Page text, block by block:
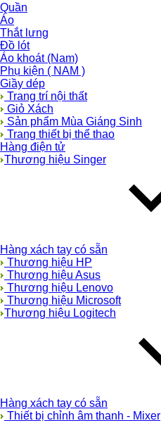
Quần
Áo
Thắt lưng
Đồ lót
Áo khoát (Nam)
Phụ kiện ( NAM )
Giầy dép
Trang trí nội thất
Giỏ Xách
Sản phẩm Mùa Giáng Sinh
Trang thiết bị thể thao
Hàng điện tử
Thương hiệu Singer
Hàng xách tay có sẵn
Thương hiệu HP
Thương hiệu Asus
Thương hiệu Lenovo
Thương hiệu Microsoft
Thương hiệu Logitech
Hàng xách tay có sẵn
Thiết bị chỉnh âm thanh - Mixer